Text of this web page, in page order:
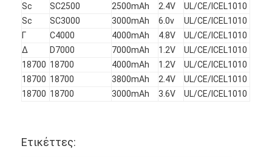
μπαταρίες ενεργειακής αποθήκευσης
NiMH επαναφορτιζόμενες μπαταρίες
NiCd επαναφορτιζόμενες μπαταρίες
πακέτα μπαταριών NiMH
Sc
SC2500 2500mAh 2.4V
UL/CE/ICEL1010
Sc
SC3000 3000mAh 6.0v
UL/CE/ICEL1010
Γ
C4000 4000mAh 4.8V
UL/CE/ICEL1010
Δ
D7000 7000mAh 1.2V
UL/CE/ICEL1010
18700 18700 4000mAh 1.2V
UL/CE/ICEL1010
18700 18700 3800mAh 2.4V
UL/CE/ICEL1010
18700 18700 3000mAh 3.6V UL/CE/ICEL1010
Ετικέττες: